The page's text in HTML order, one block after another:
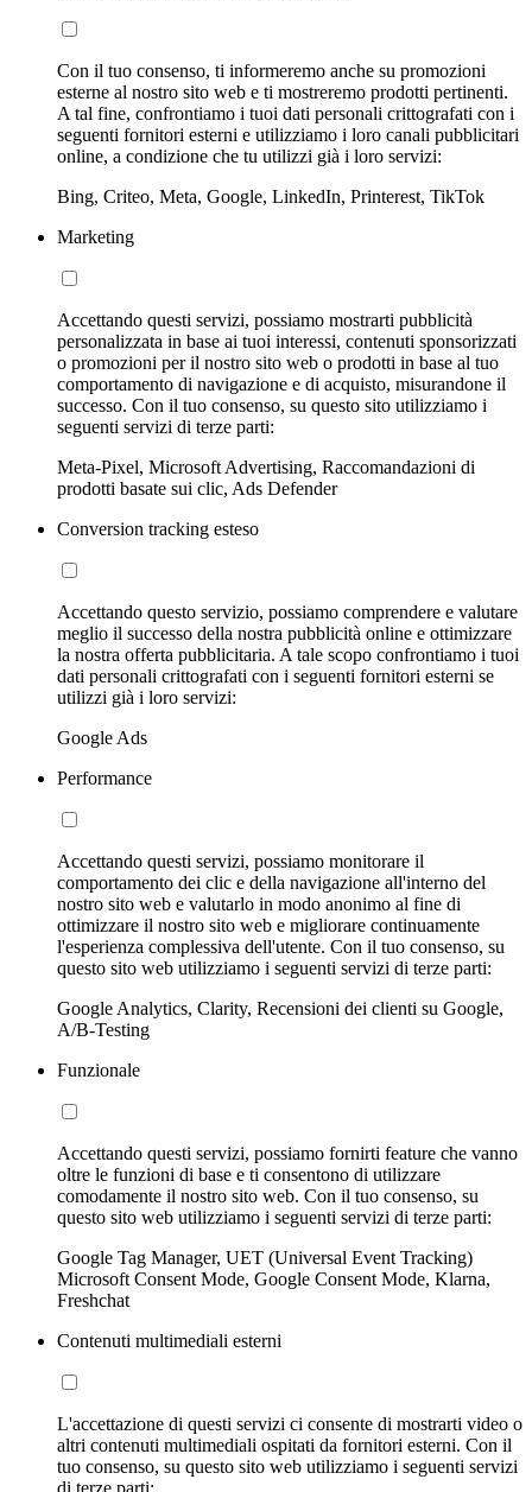
Con il tuo consenso, ti informeremo anche su promozioni
esterne al nostro sito web e ti mostreremo prodotti pertinenti.
A tal fine, confrontiamo i tuoi dati personali crittografati con i
seguenti fornitori esterni e utilizziamo i loro canali pubblicitari
online, a condizione che tu utilizzi già i loro servizi:
Bing, Criteo, Meta, Google, LinkedIn, Printerest, TikTok
Marketing
Accettando questi servizi, possiamo mostrarti pubblicità
personalizzata in base ai tuoi interessi, contenuti sponsorizzati
o promozioni per il nostro sito web o prodotti in base al tuo
comportamento di navigazione e di acquisto, misurandone il
successo. Con il tuo consenso, su questo sito utilizziamo i
seguenti servizi di terze parti:
Meta-Pixel, Microsoft Advertising, Raccomandazioni di
prodotti basate sui clic, Ads Defender
Conversion tracking esteso
Accettando questo servizio, possiamo comprendere e valutare
meglio il successo della nostra pubblicità online e ottimizzare
la nostra offerta pubblicitaria. A tale scopo confrontiamo i tuoi
dati personali crittografati con i seguenti fornitori esterni se
utilizzi già i loro servizi:
Google Ads
Performance
Accettando questi servizi, possiamo monitorare il
comportamento dei clic e della navigazione all'interno del
nostro sito web e valutarlo in modo anonimo al fine di
ottimizzare il nostro sito web e migliorare continuamente
l'esperienza complessiva dell'utente. Con il tuo consenso, su
questo sito web utilizziamo i seguenti servizi di terze parti:
Google Analytics, Clarity, Recensioni dei clienti su Google,
A/B-Testing
Funzionale
Accettando questi servizi, possiamo fornirti feature che vanno
oltre le funzioni di base e ti consentono di utilizzare
comodamente il nostro sito web. Con il tuo consenso, su
questo sito web utilizziamo i seguenti servizi di terze parti:
Google Tag Manager, UET (Universal Event Tracking)
Microsoft Consent Mode, Google Consent Mode, Klarna,
Freshchat
Contenuti multimediali esterni
L'accettazione di questi servizi ci consente di mostrarti video o
altri contenuti multimediali ospitati da fornitori esterni. Con il
tuo consenso, su questo sito web utilizziamo i seguenti servizi